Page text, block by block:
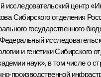
исследовательский центр
Сибирского отделения
государственного
и генетики Сибирского
наук», в том числе о
производственной